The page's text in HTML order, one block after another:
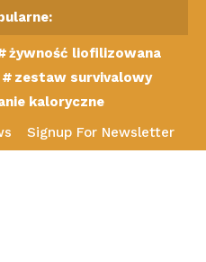
żywność liofilizowana
zestaw survivalowy
kaloryczne
Signup For Newsletter